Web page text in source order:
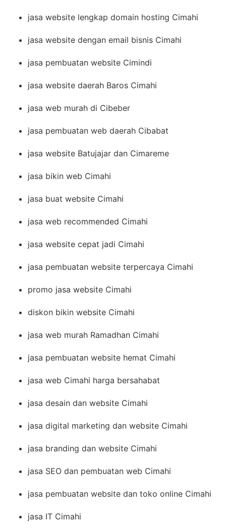
jasa website lengkap domain hosting Cimahi
jasa website dengan email bisnis Cimahi
jasa pembuatan website Cimindi
jasa website daerah Baros Cimahi
jasa web murah di Cibeber
jasa pembuatan web daerah Cibabat
jasa website Batujajar dan Cimareme
jasa bikin web Cimahi
jasa buat website Cimahi
jasa web recommended Cimahi
jasa website cepat jadi Cimahi
jasa pembuatan website terpercaya Cimahi
promo jasa website Cimahi
diskon bikin website Cimahi
jasa web murah Ramadhan Cimahi
jasa pembuatan website hemat Cimahi
jasa web Cimahi harga bersahabat
jasa desain dan website Cimahi
jasa digital marketing dan website Cimahi
jasa branding dan website Cimahi
jasa SEO dan pembuatan web Cimahi
jasa pembuatan website dan toko online Cimahi
jasa IT Cimahi